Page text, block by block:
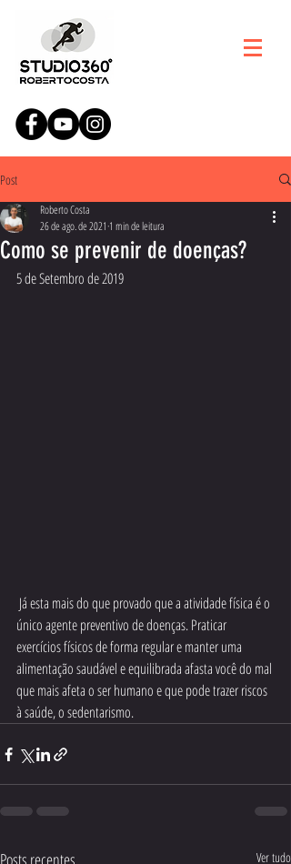
Post
Como se prevenir de doenças?
Roberto Costa
26 de ago. de 2021 1 min de leitura
5 de Setembro de 2019
único agente preventivo de doenças. Praticar
exercícios físicos de forma regular e manter uma
alimentação saudável e equilibrada afasta você do mal
que mais afeta o ser humano e que pode trazer riscos
à saúde, o sedentarismo.
Posts recentes Ver tudo